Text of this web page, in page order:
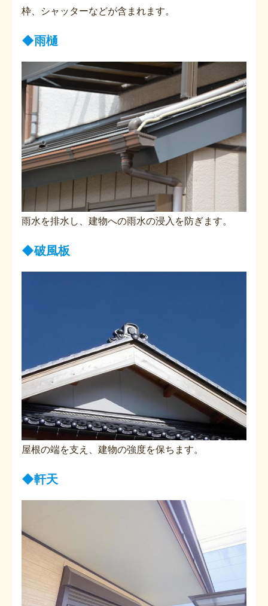
枠、シャッターなどが含まれます。
◆雨樋
雨水を排水し、建物への雨水の浸入を防ぎます。
◆破風板
屋根の端を支え、建物の強度を保ちます。
◆軒天